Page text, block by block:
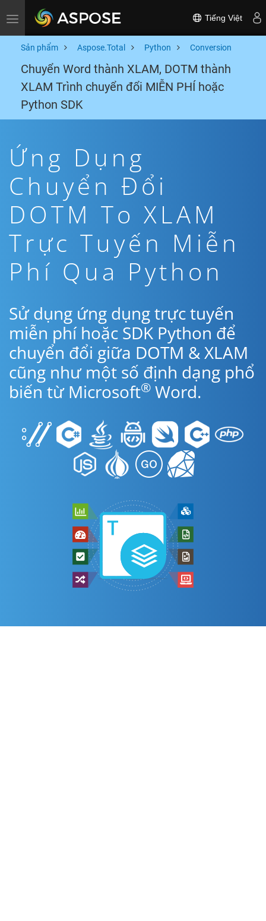
Toggle navigation Tiếng Việt
Sản phẩm Aspose.Total Python Conversion
Chuyển Word thành XLAM, DOTM thành
XLAM Trình chuyển đổi MIỄN PHÍ hoặc
Python SDK
Ứng Dụng
Chuyển Đổi
DOTM To XLAM
Trực Tuyến Miễn
Phí Qua Python
Sử dụng ứng dụng trực tuyến
miễn phí hoặc SDK Python để
chuyển đổi giữa DOTM & XLAM
cũng như một số định dạng phổ
biến từ Microsoft® Word.